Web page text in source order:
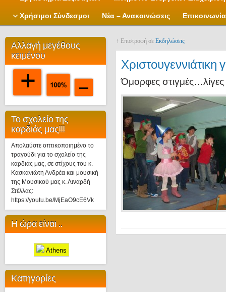
Χρήσιμοι Σύνδεσμοι Νέα – Ανακοινώσεις Επικοινωνία
Αλλαγή μεγέθους
κειμένου
Το σχολείο της
καρδιάς μας!!!
Απολαύστε οπτικοποιημένο το
τραγούδι για το σχολείο της
καρδιάς μας, σε στίχους του κ.
Κασκανιώτη Ανδρέα και μουσική
της Μουσικού μας κ. Λιναρδή
Στέλλας:
https://youtu.be/MjEaO9cE6Vk
Η ώρα είναι ..
Athens
Κατηγορίες
↑ Επιστροφή σε Εκδηλώσεις
Χριστουγεννιάτικη
Όμορφες